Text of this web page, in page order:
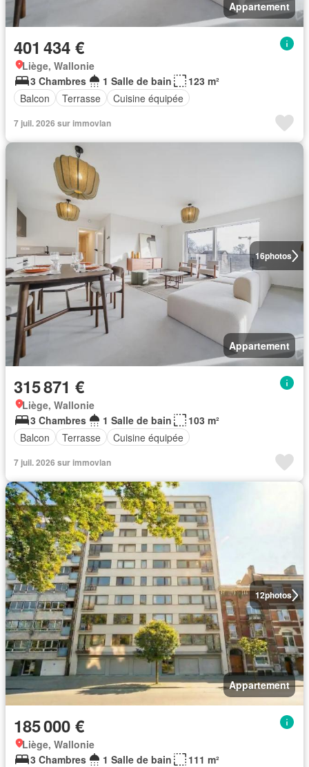
Appartement
401 434 €
Liège, Wallonie
3 Chambres
1 Salle de bain
123 m²
Balcon
Terrasse Cuisine équipée
7 juil. 2026 sur immovlan
16photos
Appartement
315 871 €
Liège, Wallonie
3 Chambres
1 Salle de bain
103 m²
Balcon
Terrasse Cuisine équipée
7 juil. 2026 sur immovlan
12photos
Appartement
185 000 €
Liège, Wallonie
3 Chambres
1 Salle de bain 111 m²